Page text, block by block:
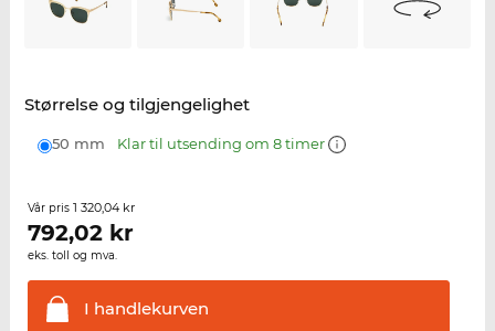
Størrelse og tilgjengelighet
50 mm Klar til utsending om 8 timer
Vår pris 1 320,04 kr
792,02kr
eks. toll og mva.
I handlekurven